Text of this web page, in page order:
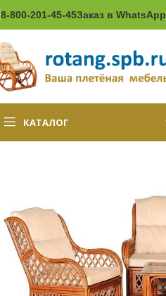
8-800-201-45-45Заказ в WhatsApp
КАТАЛОГ